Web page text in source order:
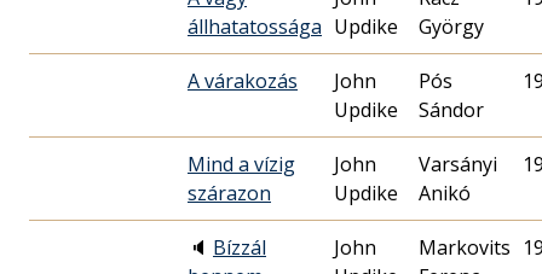
állhatatossága Updike
György
A várakozás
John
Updike
Pós
Sándor
Mind a vízig
szárazon
John
Updike
Varsányi
Anikó
🔈 Bízzál
John
Markovits